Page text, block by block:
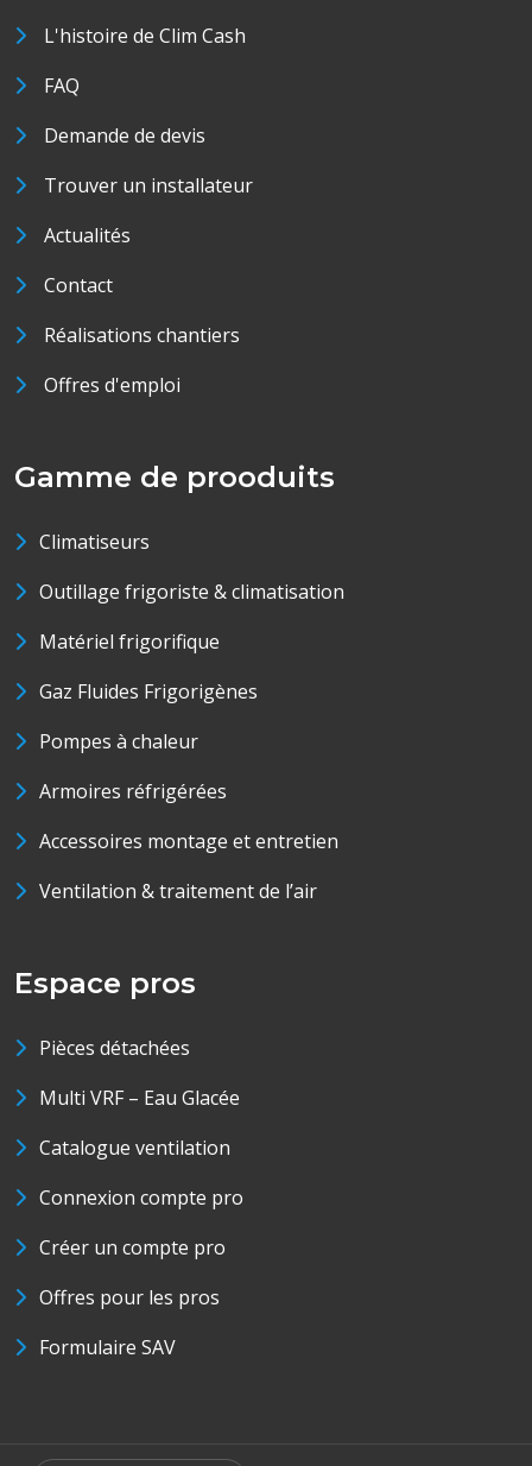
L'histoire de Clim Cash
FAQ
Demande de devis
Trouver un installateur
Actualités
Contact
Réalisations chantiers
Offres d'emploi
Gamme de prooduits
Climatiseurs
Outillage frigoriste & climatisation
Matériel frigorifique
Gaz Fluides Frigorigènes
Pompes à chaleur
Armoires réfrigérées
Accessoires montage et entretien
Ventilation & traitement de l’air
Espace pros
Pièces détachées
Multi VRF – Eau Glacée
Catalogue ventilation
Connexion compte pro
Créer un compte pro
Offres pour les pros
Formulaire SAV